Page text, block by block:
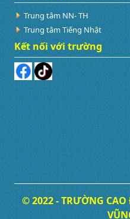
Trung tâm NN- TH
Trung tâm Tiếng Nhật
Kết nối với trường
© 2022 - TRƯỜNG